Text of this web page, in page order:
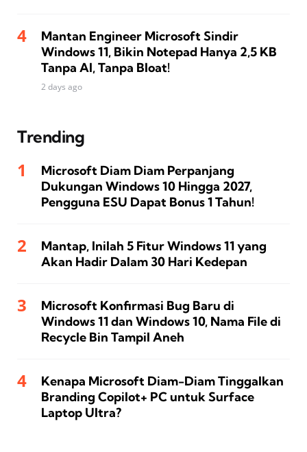
Mantan Engineer Microsoft Sindir
Windows 11, Bikin Notepad Hanya 2,5 KB
Tanpa AI, Tanpa Bloat!
2 days ago
Trending
Microsoft Diam Diam Perpanjang
Dukungan Windows 10 Hingga 2027,
Pengguna ESU Dapat Bonus 1 Tahun!
Mantap, Inilah 5 Fitur Windows 11 yang
Akan Hadir Dalam 30 Hari Kedepan
Microsoft Konfirmasi Bug Baru di
Windows 11 dan Windows 10, Nama File di
Recycle Bin Tampil Aneh
Kenapa Microsoft Diam-Diam Tinggalkan
Branding Copilot+ PC untuk Surface
Laptop Ultra?